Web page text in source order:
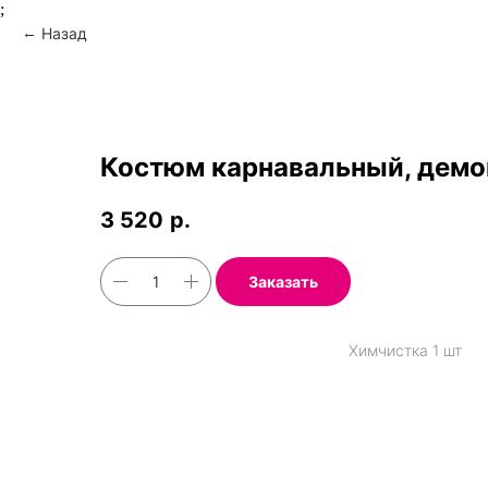
;
Назад
Костюм карнавальный,
3 520 р.
Заказать
Химчистка 1 шт